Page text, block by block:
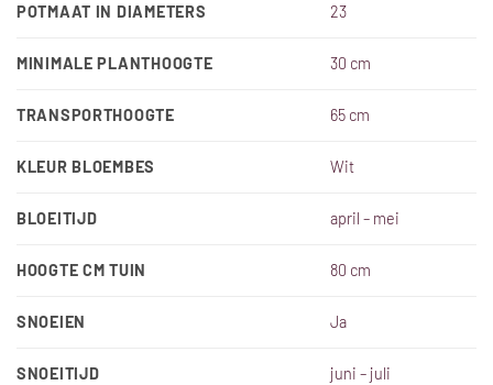
POTMAAT IN DIAMETERS 23
MINIMALE PLANTHOOGTE 30 cm
TRANSPORTHOOGTE 65 cm
KLEUR BLOEMBES Wit
BLOEITIJD april – mei
HOOGTE CM TUIN 80 cm
SNOEIEN Ja
SNOEITIJD juni – juli